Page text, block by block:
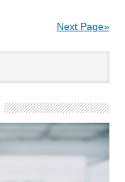
Next Page»